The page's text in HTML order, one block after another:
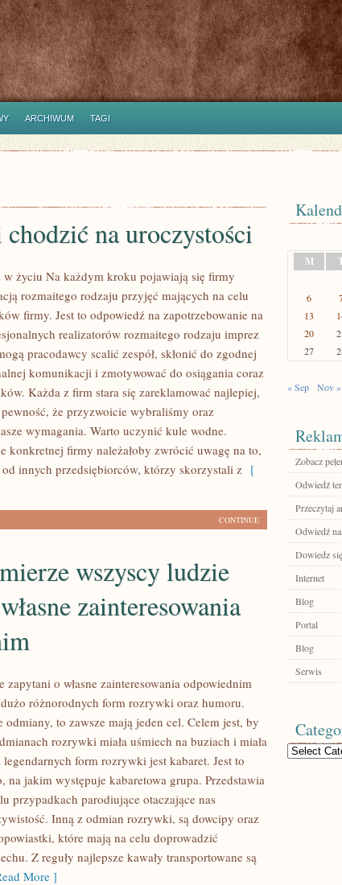
ARCHIWUM TAGI
na uroczystości
w życiu Na każdym kroku pojawiają się firmy
rozmaitego rodzaju przyjęć mających na celu
firmy. Jest to odpowiedź na zapotrzebowanie na
realizatorów rozmaitego rodzaju imprez
pracodawcy scalić zespół, skłonić do zgodnej
komunikacji i zmotywować do osiągania coraz
Każda z firm stara się zareklamować najlepiej,
że przyzwoicie wybraliśmy oraz
wymagania. Warto uczynić kule wodne.
konkretnej firmy należałoby zwrócić uwagę na to,
innych przedsiębiorców, którzy skorzystali z [
CONTINUE
wszyscy ludzie
zainteresowania
o własne zainteresowania odpowiednim
różnorodnych form rozrywki oraz humoru.
odmiany, to zawsze mają jeden cel. Celem jest, by
rozrywki miała uśmiech na buziach i miała
form rozrywki jest kabaret. Jest to
na jakim występuje kabaretowa grupa. Przedstawia
przypadkach parodiujące otaczające nas
Inną z odmian rozrywki, są dowcipy oraz
które mają na celu doprowadzić
Z reguły najlepsze kawały transportowane są
More ]
M
6
13
20
27
« Sep Nov »
Zobacz
Odwiedź
Przeczytaj
Odwiedź
Dowiedz
Internet
Blog
Portal
Blog
Serwis
Categories